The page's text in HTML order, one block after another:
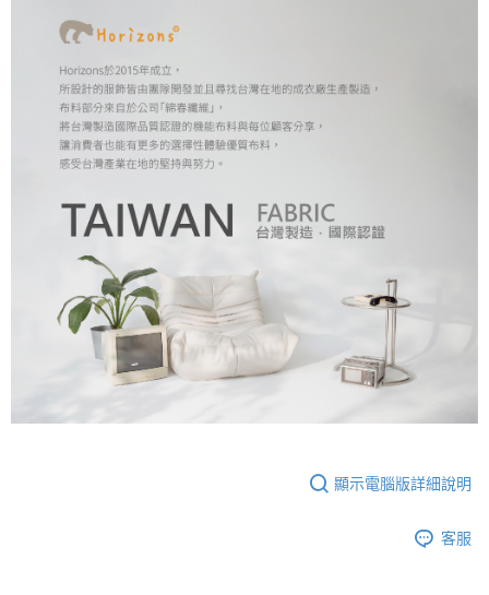
顯示電腦版詳細說明
客服